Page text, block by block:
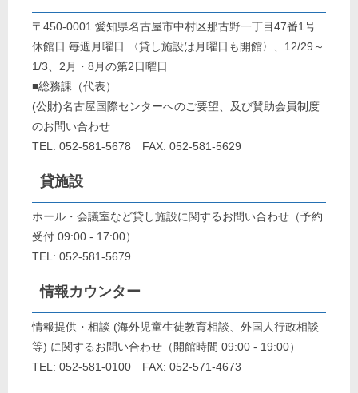
〒450-0001 愛知県名古屋市中村区那古野一丁目47番1号
休館日 毎週月曜日 〈貸し施設は月曜日も開館〉、12/29～
1/3、2月・8月の第2日曜日
■総務課（代表）
(公財)名古屋国際センターへのご要望、及び賛助会員制度
のお問い合わせ
TEL: 052-581-5678 FAX: 052-581-5629
貸施設
ホール・会議室など貸し施設に関するお問い合わせ（予約
受付 09:00 - 17:00）
TEL: 052-581-5679
情報カウンター
情報提供・相談 (海外児童生徒教育相談、外国人行政相談
等) に関するお問い合わせ（開館時間 09:00 - 19:00）
TEL: 052-581-0100 FAX: 052-571-4673